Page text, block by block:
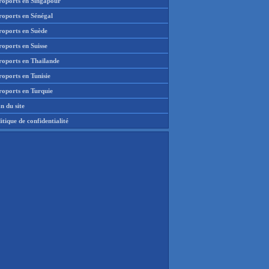
en Sénégal
en Suède
en Suisse
en Thaïlande
en Tunisie
en Turquie
du site
de confidentialité